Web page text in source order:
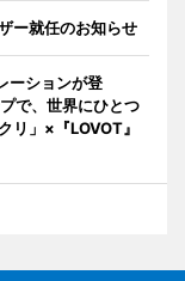
ー就任のお知らせ
ーションが登
で、世界にひとつ
リ」×『LOVOT』